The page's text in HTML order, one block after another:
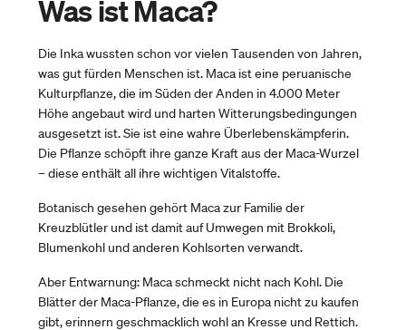
Was ist Maca?
Die Inka wussten schon vor vielen Tausenden von Jahren,
was gut fürden Menschen ist. Maca ist eine peruanische
Kulturpflanze, die im Süden der Anden in 4.000 Meter
Höhe angebaut wird und harten Witterungsbedingungen
ausgesetzt ist. Sie ist eine wahre Überlebenskämpferin.
Die Pflanze schöpft ihre ganze Kraft aus der Maca-Wurzel
– diese enthält all ihre wichtigen Vitalstoffe.
Botanisch gesehen gehört Maca zur Familie der
Kreuzblütler und ist damit auf Umwegen mit Brokkoli,
Blumenkohl und anderen Kohlsorten verwandt.
Aber Entwarnung: Maca schmeckt nicht nach Kohl. Die
Blätter der Maca-Pflanze, die es in Europa nicht zu kaufen
gibt, erinnern geschmacklich wohl an Kresse und Rettich.